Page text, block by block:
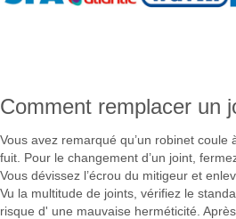
Comment remplacer un
Vous avez remarqué qu’un robinet coule
fuit. Pour le changement d’un joint,
Vous dévissez l’écrou du mitigeur et
Vu la multitude de joints, vérifiez le
risque d' une mauvaise herméticité.